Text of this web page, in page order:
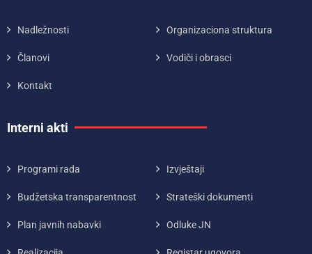
Nadležnosti Organizaciona struktura
Članovi Vodiči i obrasci
Kontakt
Interni akti
Programi rada Izvještaji
Budžetska transparentnost Strateški dokumenti
Plan javnih nabavki Odluke JN